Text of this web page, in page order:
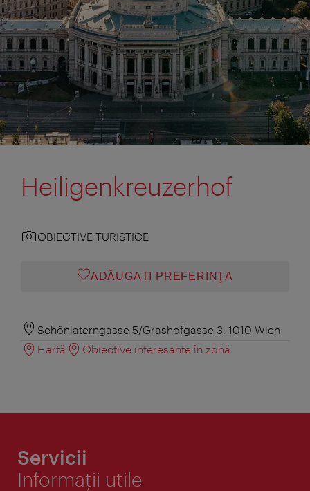
Heiligenkreuzerhof
OBIECTIVE TURISTICE
ADĂUGAȚI PREFERINŢA
Schönlaterngasse 5/Grashofgasse 3, 1010 Wien
Hartă
Obiective interesante în zonă
Servicii
Informaţii utile